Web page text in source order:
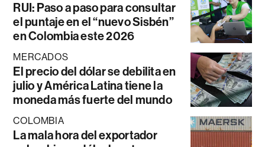
RUI: Paso a paso para consultar
el puntaje en el “nuevo Sisbén”
en Colombia este 2026
MERCADOS
El precio del dólar se debilita en
julio y América Latina tiene la
moneda más fuerte del mundo
COLOMBIA
La mala hora del exportador